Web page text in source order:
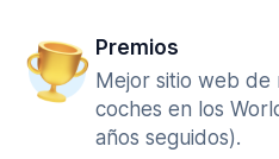
Premios
Mejor sitio web de
coches en los
años seguidos).